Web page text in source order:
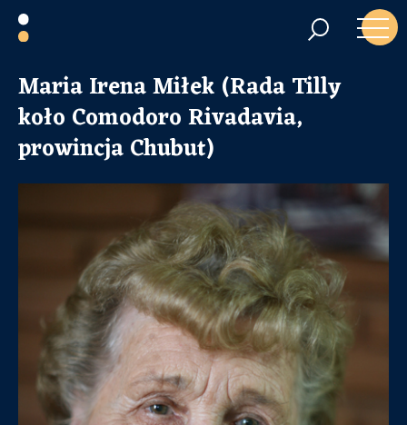
Maria Irena Miłek (Rada Tilly
koło Comodoro Rivadavia,
prowincja Chubut)